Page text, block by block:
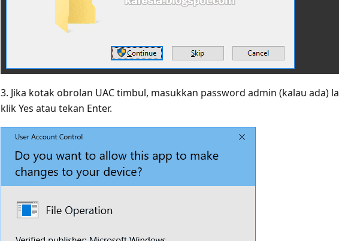
3. Jika kotak obrolan UAC timbul, masukkan password admin (kalau ada)
klik Yes atau tekan Enter.